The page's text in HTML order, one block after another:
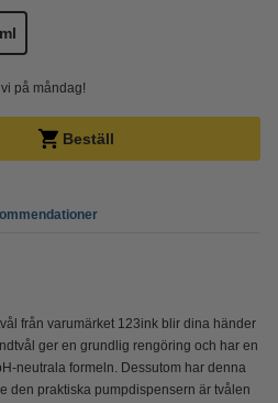
på måndag!
Beställ
från varumärket 123ink blir dina händer
ger en grundlig rengöring och har en
neutrala formeln. Dessutom har denna
den praktiska pumpdispensern är tvålen